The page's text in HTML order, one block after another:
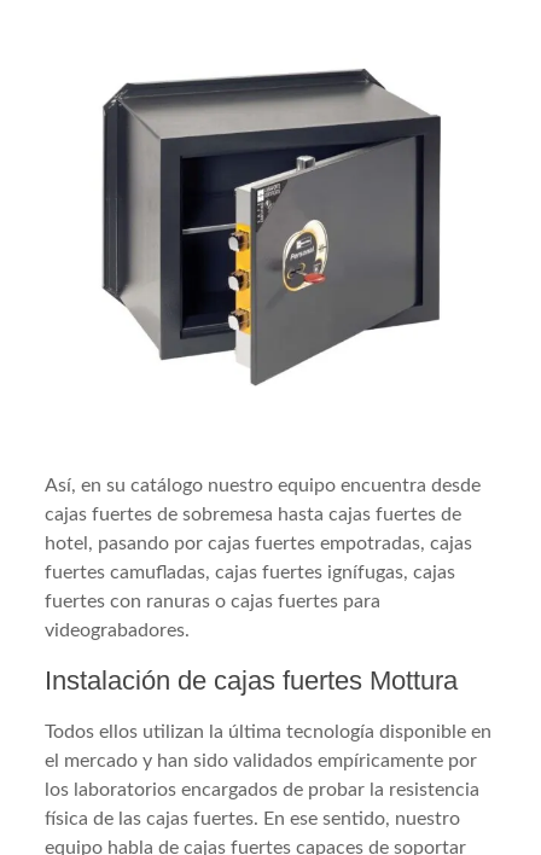
Así, en su catálogo nuestro equipo encuentra desde
cajas fuertes de sobremesa hasta cajas fuertes de
hotel, pasando por cajas fuertes empotradas, cajas
fuertes camufladas, cajas fuertes ignífugas, cajas
fuertes con ranuras o cajas fuertes para
videograbadores.
Instalación de cajas fuertes Mottura
Todos ellos utilizan la última tecnología disponible en
el mercado y han sido validados empíricamente por
los laboratorios encargados de probar la resistencia
física de las cajas fuertes. En ese sentido, nuestro
equipo habla de cajas fuertes capaces de soportar